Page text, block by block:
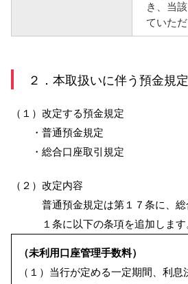
き、当
ていただ
２．本取扱いに伴う預金規
（１）改定する預金規定
・普通預金規定
・総合口座取引規定
（２）改定内容
普通預金規定は第１７条に、
１条に以下の条項を追加します
（未利用口座管理手数料）
（１）当行が定める一定期間、利